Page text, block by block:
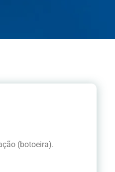
(botoeira).